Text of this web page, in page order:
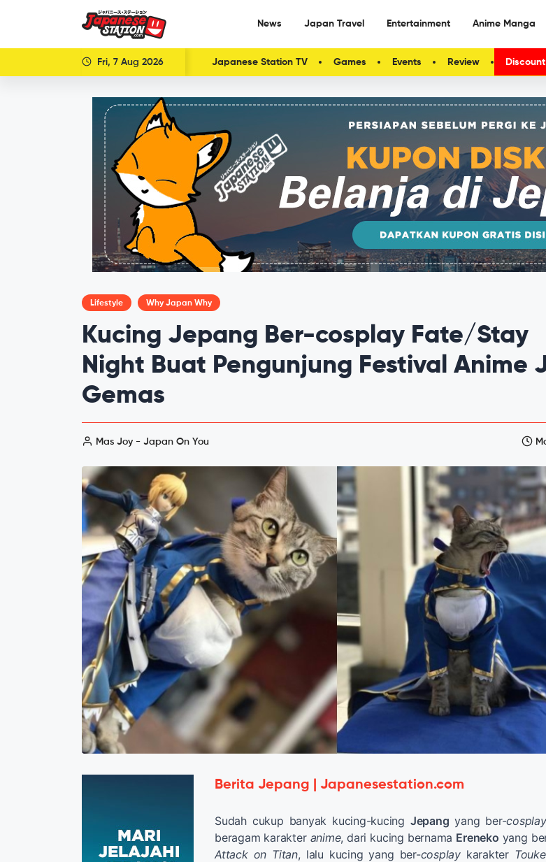
News Japan Travel Entertainment Anime Manga
Fri, 7 Aug 2026 Japanese Station TV Games Events Review
Lifestyle Why Japan Why
Kucing Jepang Ber-cosplay Fate/Stay
Night Buat Pengunjung Festival Anime
Gemas
Mas Joy - Japan On You
Berita Jepang | Japanesestation.com
Sudah cukup banyak kucing-kucing Jepang yang ber-cosplay
beragam karakter anime, dari kucing bernama Ereneko yang
Attack on Titan, lalu kucing yang ber-cosplaykarakter